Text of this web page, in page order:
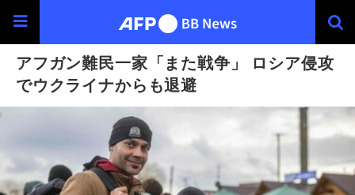
アフガン難民一家「また戦争」 ロシア侵攻
でウクライナからも退避